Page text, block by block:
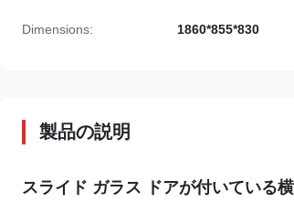
Dimensions: 1860*855*830
製品の説明
スライド ガラス ドアが付いている